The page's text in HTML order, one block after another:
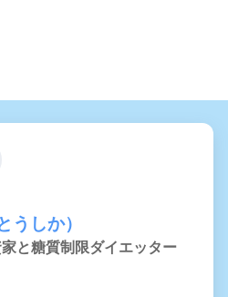
うしか）
と糖質制限ダイエッター